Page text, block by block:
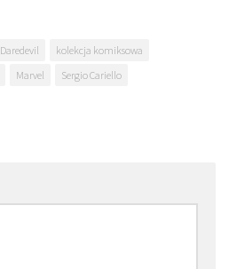
Daredevil
kolekcja komiksowa
Marvel Sergio Cariello